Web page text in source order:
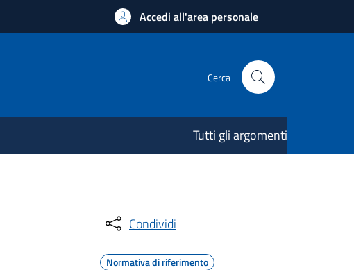
Accedi all'area personale
Cerca
Tutti gli argomenti
Condividi
Normativa di riferimento